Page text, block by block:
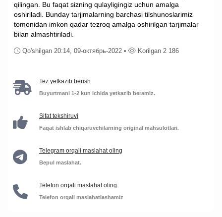
qilingan. Bu faqat sizning qulayligingiz uchun amalga
oshiriladi. Bunday tarjimalarning barchasi tilshunoslarimiz
tomonidan imkon qadar tezroq amalga oshirilgan tarjimalar
bilan almashtiriladi.
Qo'shilgan 20:14, 09-октябрь-2022 • Korilgan 2 186
Tez yetkazib berish
Buyurtmani 1-2 kun ichida yetkazib beramiz.
Sifat tekshiruvi
Faqat ishlab chiqaruvchilarning original mahsulotlari.
Telegram orqali maslahat oling
Bepul maslahat.
Telefon orqali maslahat oling
Telefon orqali maslahatlashamiz